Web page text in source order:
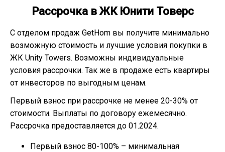
Рассрочка в ЖК Юнити Товерс
С отделом продаж GetHom вы получите минимально
возможную стоимость и лучшие условия покупки в
ЖК Unity Towers. Возможны индивидуальные
условия рассрочки. Так же в продаже есть квартиры
от инвесторов по выгодным ценам.
Первый взнос при рассрочке не менее 20-30% от
стоимости. Выплаты по договору ежемесячно.
Рассрочка предоставляется до 01.2024.
Первый взнос 80-100% – минимальная